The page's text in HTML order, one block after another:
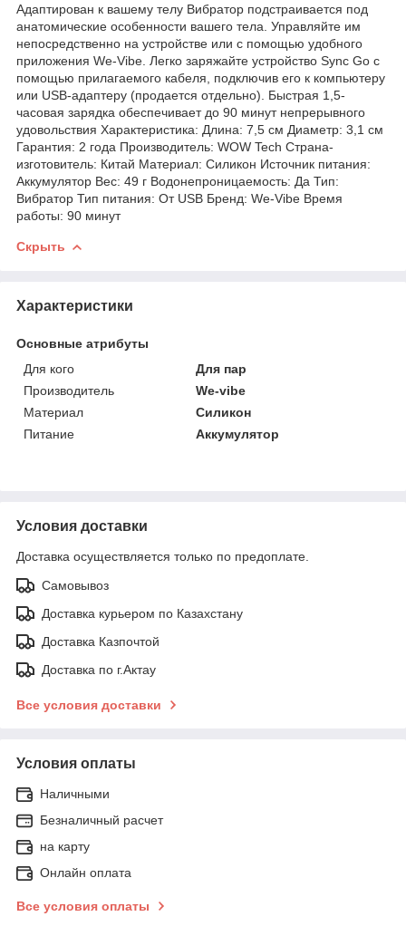
Адаптирован к вашему телу Вибратор подстраивается под
анатомические особенности вашего тела. Управляйте им
непосредственно на устройстве или с помощью удобного
приложения We-Vibe. Легко заряжайте устройство Sync Go с
помощью прилагаемого кабеля, подключив его к компьютеру
или USB-адаптеру (продается отдельно). Быстрая 1,5-
часовая зарядка обеспечивает до 90 минут непрерывного
удовольствия Характеристика: Длина: 7,5 см Диаметр: 3,1 см
Гарантия: 2 года Производитель: WOW Tech Страна-
изготовитель: Китай Материал: Силикон Источник питания:
Аккумулятор Вес: 49 г Водонепроницаемость: Да Тип:
Вибратор Тип питания: От USB Бренд: We-Vibe Время
работы: 90 минут
Скрыть
Характеристики
Основные атрибуты
Для кого
Для пар
Производитель
We-vibe
Материал
Силикон
Питание
Аккумулятор
Условия доставки
Доставка осуществляется только по предоплате.
Самовывоз
Доставка курьером по Казахстану
Доставка Казпочтой
Доставка по г.Актау
Все условия доставки
Условия оплаты
Наличными
Безналичный расчет
на карту
Онлайн оплата
Все условия оплаты